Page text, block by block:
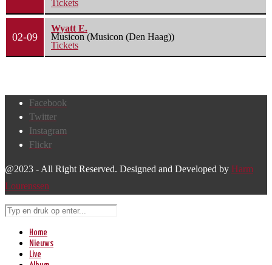
Tickets
02-09
Wyatt E.
Musicon (Musicon (Den Haag))
Tickets
Facebook
Twitter
Instagram
Flickr
@2023 - All Right Reserved. Designed and Developed by Harm
Lourenssen
Home
Nieuws
Live